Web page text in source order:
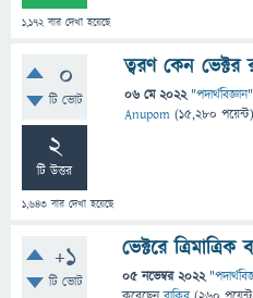
1,172বার দেখা হয়েছে
0
টি ভোট
2
টি উত্তর
1,643 বার দেখা হয়েছে
ত্বরণ কেন ভেক্টর
06 মে 2022 "পদার্থবিজ্ঞান
Anupom (15,280 পয়েন্ট)
+1
টি ভোট
ভেক্টরে
05 নভেম্বর 2022 "